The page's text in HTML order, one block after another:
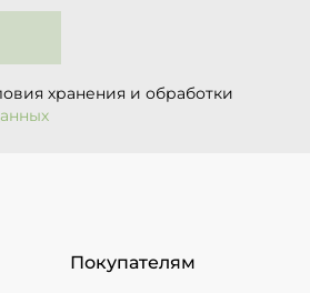
хранения и обработки
Покупателям